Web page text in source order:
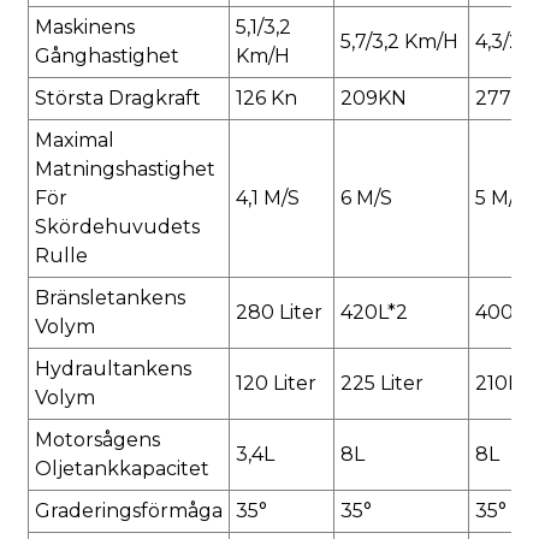
Maskinens
Gånghastighet
5,1/3,2
Km/h
5,7/3,2 Km/h 4,3/
Största Dragkraft 126 Kn 209KN
277
Maximal
Matningshastighet
För
Skördehuvudets
Rulle
4,1 M/s 6 M/s 5 M/s
Bränsletankens
Volym
280 Liter 420L*2
Hydraultankens
Volym
120 Liter 225 Liter 210L
Motorsågens
Oljetankkapacitet
3,4L 8L 8L
Graderingsförmåga 35° 35°
35°